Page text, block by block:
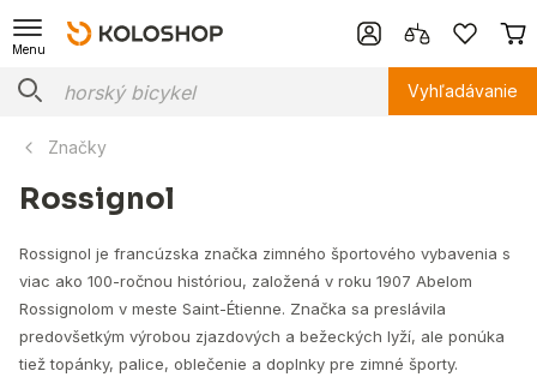
Menu
Vyhľadávanie
Značky
Rossignol
Rossignol je francúzska značka zimného športového vybavenia s
viac ako 100-ročnou históriou, založená v roku 1907 Abelom
Rossignolom v meste Saint-Étienne. Značka sa preslávila
predovšetkým výrobou zjazdových a bežeckých lyží, ale ponúka
tiež topánky, palice, oblečenie a doplnky pre zimné športy.